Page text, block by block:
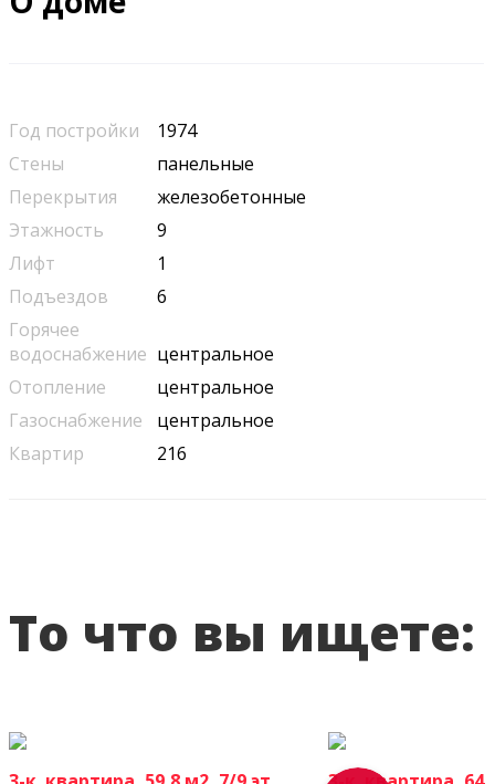
Год постройки
1974
Стены
панельные
Перекрытия
железобетонные
Этажность
9
Лифт
1
Подъездов
6
Горячее
водоснабжение центральное
Отопление
центральное
Газоснабжение
центральное
Квартир
216
То что вы ищете: